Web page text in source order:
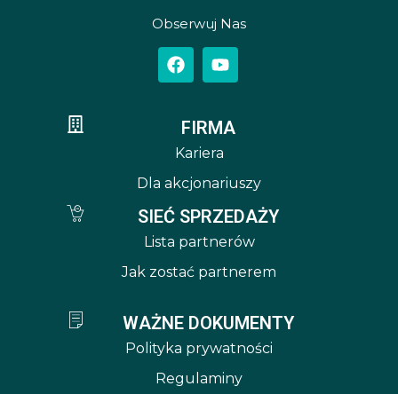
Obserwuj Nas
FIRMA
Kariera
Dla akcjonariuszy
SIEĆ SPRZEDAŻY
Lista partnerów
Jak zostać partnerem
WAŻNE DOKUMENTY
Polityka prywatności
Regulaminy